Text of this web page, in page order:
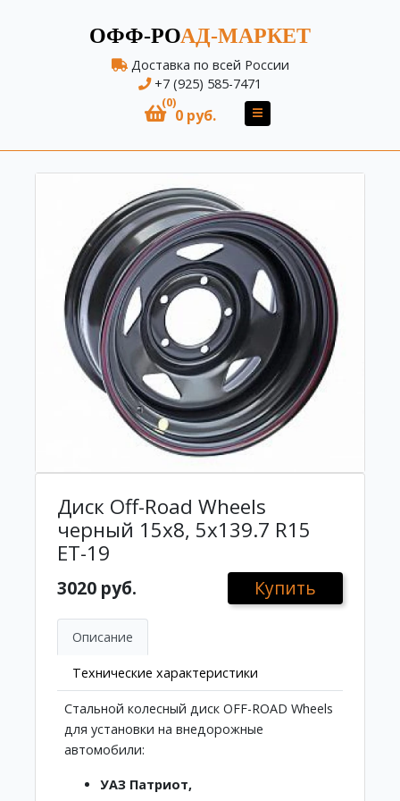
ОФФ-РОАД-МАРКЕТ
Доставка по всей России
+7 (925) 585-7471
(0)
0 руб.
Диск Off-Road Wheels
черный 15х8, 5x139.7 R15
ET-19
3020 руб. Купить
Описание
Технические характеристики
Стальной колесный диск OFF-ROAD Wheels
для установки на внедорожные
автомобили:
УАЗ Патриот,